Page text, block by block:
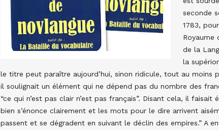
seconde
1783,
Royaume
de la
la
le titre peut paraître aujourd’hui, sinon ridicule, tout au
il soulignait un élément qui ne dépend pas du nombre des
“ce qui n’est pas clair n’est pas français”. Disant cela, il
bien s’énonce clairement et les mots pour le dire arrivent
passent et se dégradent en suivant le déclin des empires.” A